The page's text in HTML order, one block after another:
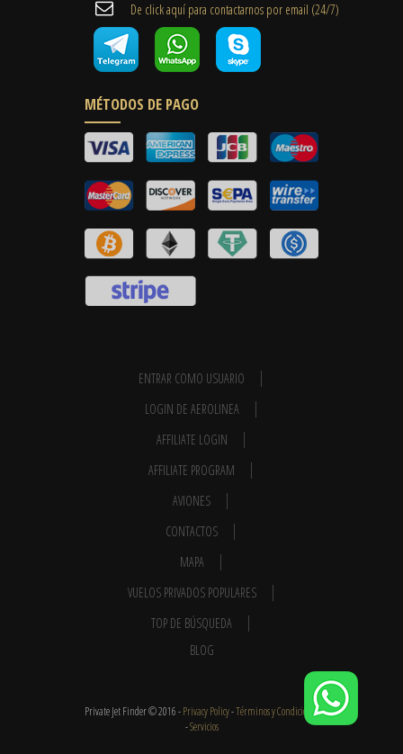
De click aquí para contactarnos por email ​(24/7)
MÉTODOS DE PAGO
ENTRAR COMO USUARIO
LOGIN DE AEROLINEA
AFFILIATE LOGIN
AFFILIATE PROGRAM
AVIONES
CONTACTOS
MAPA
VUELOS PRIVADOS POPULARES
TOP DE BÚSQUEDA
BLOG
Private Jet Finder © 2016 -Privacy Policy-Términos y Condiciones
-Servicios